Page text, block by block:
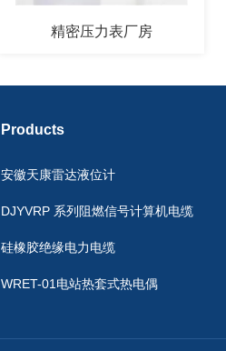
精密压力表厂房
Products
安徽天康雷达液位计
DJYVRP 系列阻燃信号计算机电缆
硅橡胶绝缘电力电缆
WRET-01电站热套式热电偶